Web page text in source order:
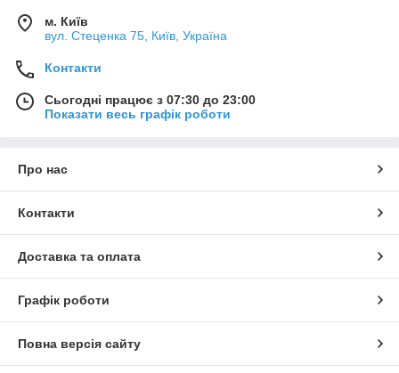
м. Київ
вул. Стеценка 75, Київ, Україна
Контакти
Сьогодні працює з 07:30 до 23:00
Показати весь графік роботи
Про нас
Контакти
Доставка та оплата
Графік роботи
Повна версія сайту